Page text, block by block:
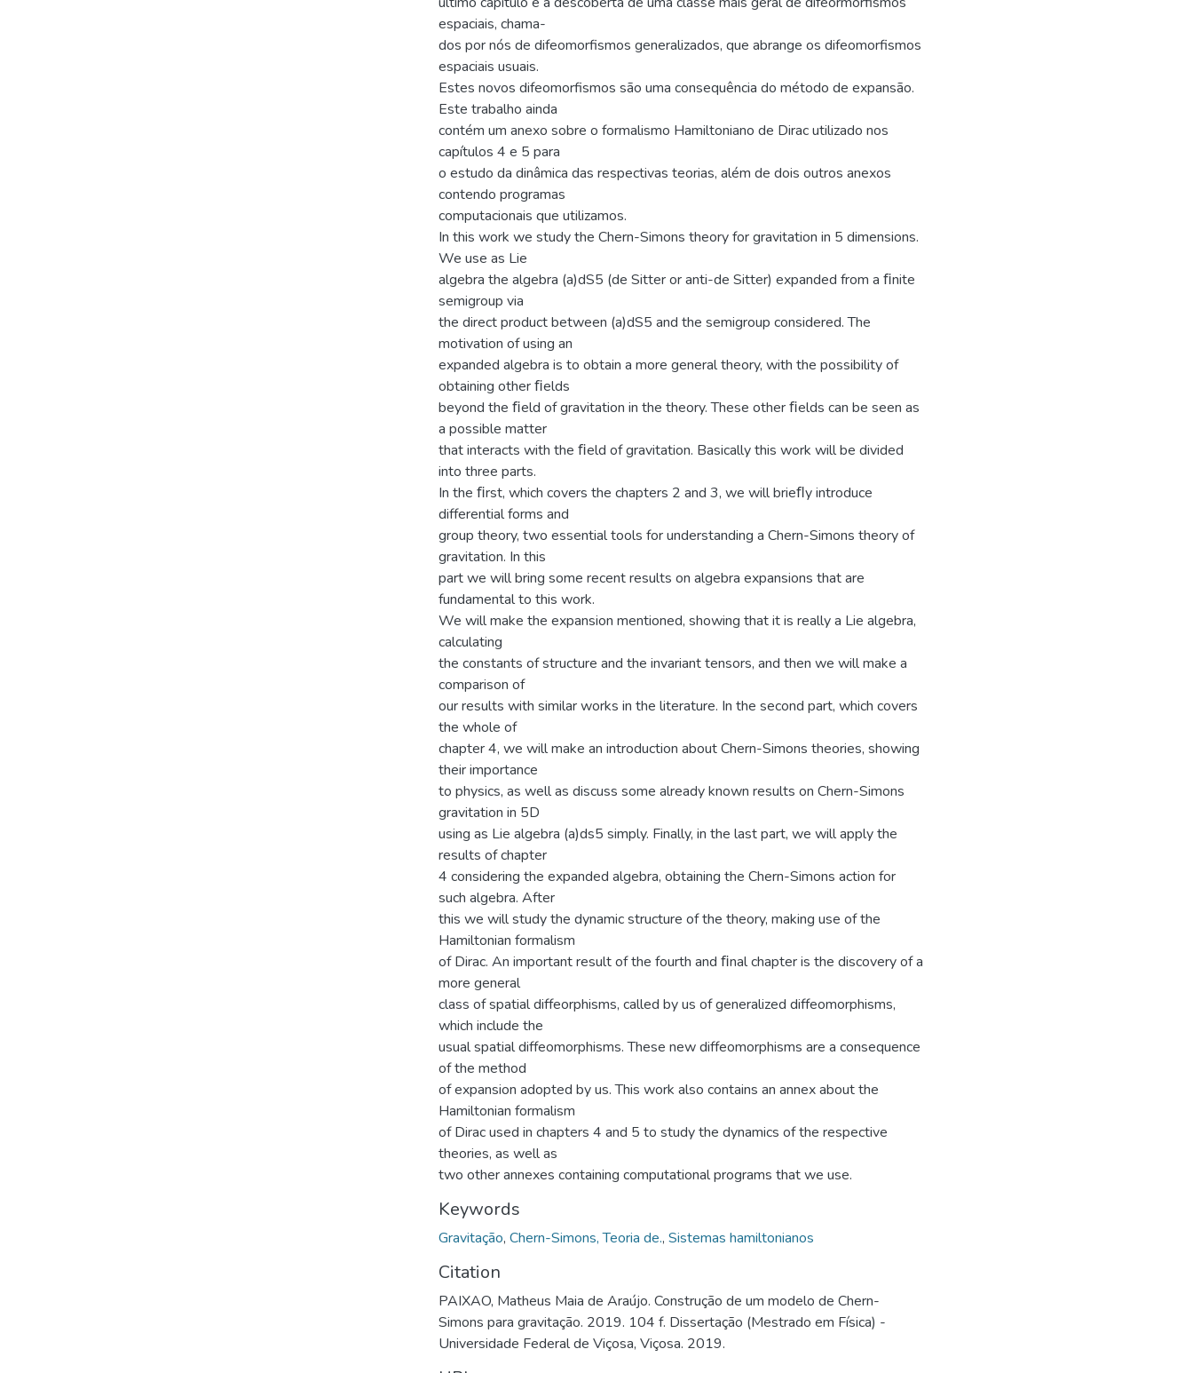
espaciais, chama-
dos por nós de difeomorfismos generalizados, que abrange os difeomorfismos
espaciais usuais.
Estes novos difeomorfismos são uma consequência do método de expansão.
Este trabalho ainda
contém um anexo sobre o formalismo Hamiltoniano de Dirac utilizado nos
capítulos 4 e 5 para
o estudo da dinâmica das respectivas teorias, além de dois outros anexos
contendo programas
computacionais que utilizamos.
In this work we study the Chern-Simons theory for gravitation in 5 dimensions.
We use as Lie
algebra the algebra (a)dS5 (de Sitter or anti-de Sitter) expanded from a ﬁnite
semigroup via
the direct product between (a)dS5 and the semigroup considered. The
motivation of using an
expanded algebra is to obtain a more general theory, with the possibility of
obtaining other ﬁelds
beyond the ﬁeld of gravitation in the theory. These other ﬁelds can be seen as
a possible matter
that interacts with the ﬁeld of gravitation. Basically this work will be divided
into three parts.
In the ﬁrst, which covers the chapters 2 and 3, we will brieﬂy introduce
differential forms and
group theory, two essential tools for understanding a Chern-Simons theory of
gravitation. In this
part we will bring some recent results on algebra expansions that are
fundamental to this work.
We will make the expansion mentioned, showing that it is really a Lie algebra,
calculating
the constants of structure and the invariant tensors, and then we will make a
comparison of
our results with similar works in the literature. In the second part, which covers
the whole of
chapter 4, we will make an introduction about Chern-Simons theories, showing
their importance
to physics, as well as discuss some already known results on Chern-Simons
gravitation in 5D
using as Lie algebra (a)ds5 simply. Finally, in the last part, we will apply the
results of chapter
4 considering the expanded algebra, obtaining the Chern-Simons action for
such algebra. After
this we will study the dynamic structure of the theory, making use of the
Hamiltonian formalism
of Dirac. An important result of the fourth and ﬁnal chapter is the discovery of a
more general
class of spatial diffeorphisms, called by us of generalized diffeomorphisms,
which include the
usual spatial diffeomorphisms. These new diffeomorphisms are a consequence
of the method
of expansion adopted by us. This work also contains an annex about the
Hamiltonian formalism
of Dirac used in chapters 4 and 5 to study the dynamics of the respective
theories, as well as
two other annexes containing computational programs that we use.
Keywords
Gravitação, Chern-Simons, Teoria de., Sistemas hamiltonianos
Citation
PAIXAO, Matheus Maia de Araújo. Construção de um modelo de Chern-
Simons para gravitação. 2019. 104 f. Dissertação (Mestrado em Física) -
Universidade Federal de Viçosa, Viçosa. 2019.